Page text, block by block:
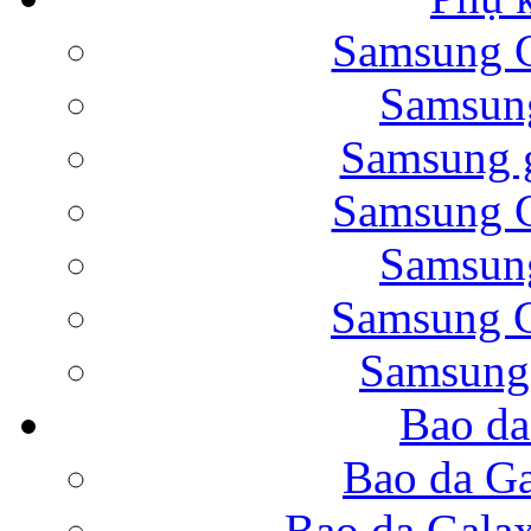
Bao da Samsung
Bao da Galaxy
Nắp lưng Samsung
Samsung
Samsung
Samsung
Bao
Bao da